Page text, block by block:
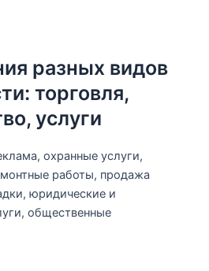
разных видов
торговля,
услуги
охранные услуги,
работы, продажа
юридические и
общественные